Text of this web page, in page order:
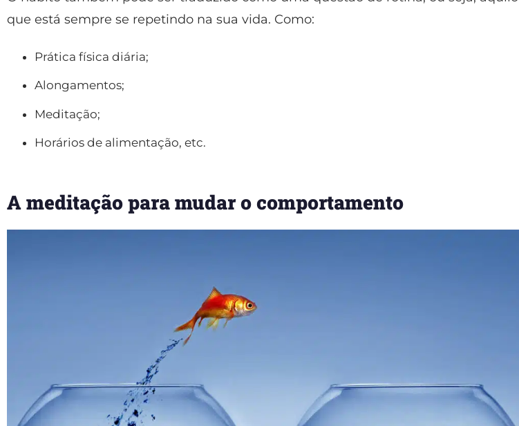
que está sempre se repetindo na sua vida. Como:
Prática física diária;
Alongamentos;
Meditação;
Horários de alimentação, etc.
A meditação para mudar o comportamento